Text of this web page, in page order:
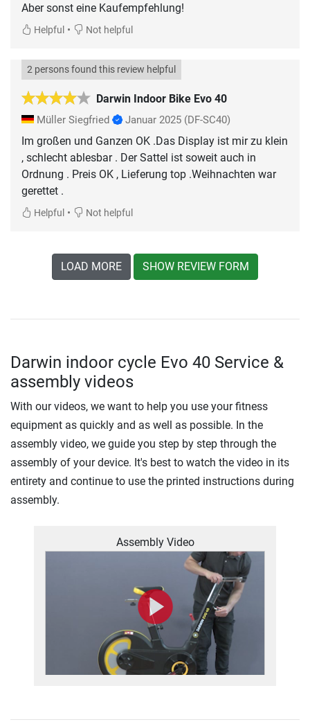
Aber sonst eine Kaufempfehlung!
Helpful • Not helpful
Darwin Indoor Bike Evo 40
2 persons found this review helpful
Müller Siegfried Januar 2025 (DF-SC40)
Im großen und Ganzen OK .Das Display ist mir zu klein
, schlecht ablesbar . Der Sattel ist soweit auch in
Ordnung . Preis OK , Lieferung top .Weihnachten war
gerettet .
Helpful • Not helpful
LOAD MORE SHOW REVIEW FORM
Darwin indoor cycle Evo 40 Service &
assembly videos
With our videos, we want to help you use your fitness
equipment as quickly and as well as possible. In the
assembly video, we guide you step by step through the
assembly of your device. It's best to watch the video in its
entirety and continue to use the printed instructions during
assembly.
Assembly Video